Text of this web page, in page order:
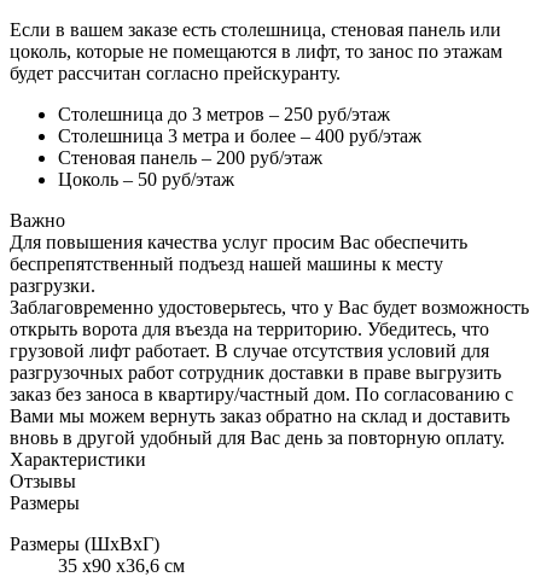
Если в вашем заказе есть столешница, стеновая панель или
цоколь, которые не помещаются в лифт, то занос по этажам
будет рассчитан согласно прейскуранту.
Столешница до 3 метров – 250 руб/этаж
Столешница 3 метра и более – 400 руб/этаж
Стеновая панель – 200 руб/этаж
Цоколь – 50 руб/этаж
Важно
Для повышения качества услуг просим Вас обеспечить
беспрепятственный подъезд нашей машины к месту
разгрузки.
Заблаговременно удостоверьтесь, что у Вас будет возможность
открыть ворота для въезда на территорию. Убедитесь, что
грузовой лифт работает. В случае отсутствия условий для
разгрузочных работ сотрудник доставки в праве выгрузить
заказ без заноса в квартиру/частный дом. По согласованию с
Вами мы можем вернуть заказ обратно на склад и доставить
вновь в другой удобный для Вас день за повторную оплату.
Характеристики
Отзывы
Размеры
Размеры (ШхВхГ)
35 x90 x36,6 см